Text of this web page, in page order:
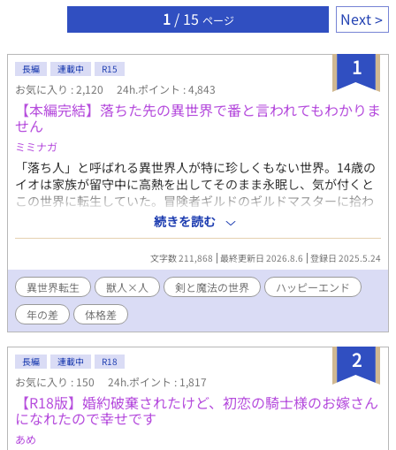
1/ 15 ページ Next
1
長編 連載中 R15
お気に入り : 2,120 24h.ポイント : 4,843
【本編完結】落ちた先の異世界で番と言われてもわかりま
せん
ミミナガ
「落ち人」と呼ばれる異世界人が特に珍しくもない世界。14歳の
イオは家族が留守中に高熱を出してそのまま永眠し、気が付くと
この世界に転生していた。冒険者ギルドのギルドマスターに拾わ
れ5年が経ち、Cランク冒険者として採取を専門に細々と生計を立
てていた。 ある日Sランク冒険者のオオカミ獣人と出会い、猛
アピールをされる。その上自分のことを「番」だと言うのだが、
人族であるイオには番の感覚がわからないので戸惑うばかり。使
命も役割もチートもない異世界転生で健気に生きていく自己肯定
感低めの真面目な青年と、甘やかしてくれるハイスペック年上オ
オカミ獣人の話です。 ベッタベタの王道異世界転生BLを目指し
ました。 本編完結。番外編は不定期更新です。R-15は保険。
コメント欄に関しまして、ネタバレ配慮は特にしていませんので
ネタバレ厳禁の方はご注意下さい。
続きを読む
文字数 211,868 最終更新日 2026.8.6 登録日 2025.5.24
異世界転生 獣人×人 剣と魔法の世界
ハッピーエンド
年の差
体格差
2
長編 連載中 R18
お気に入り : 150 24h.ポイント : 1,817
【R18版】婚約破棄されたけど、初恋の騎士様のお嫁さん
になれたので幸せです
あめ